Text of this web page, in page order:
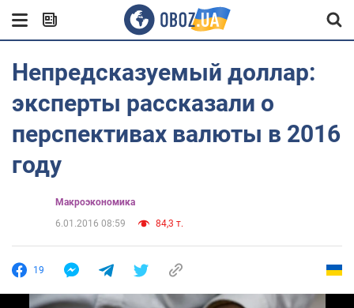
Непредсказуемый доллар:
эксперты рассказали о
перспективах валюты в 2016
году
Mакроэкономика
6.01.2016 08:59
84,3 т.
19